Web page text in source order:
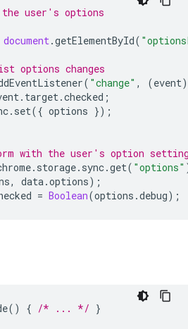
user's options
document.getElementById(
options changes
( "change" , (event)
. target.checked ;
. set({ options });
with the user's option
. storage. sync.get( "options"
, data.options);
= Boolean(options .debug);
() { /* ... */ }